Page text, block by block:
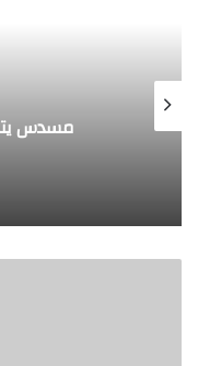
على هوية صاحبه